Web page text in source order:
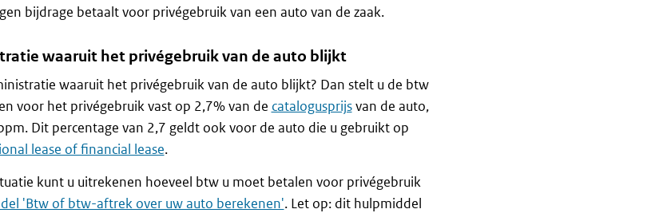
bijdrage betaalt voor privégebruik van een auto van de zaak.
waaruit het privégebruik van de auto blijkt
waaruit het privégebruik van de auto blijkt? Dan stelt u de btw
voor het privégebruik vast op 2,7% van de catalogusprijsvan de auto,
Dit percentage van 2,7 geldt ook voor de auto die u gebruikt op
lease of financial lease.
kunt u uitrekenen hoeveel btw u moet betalen voor privégebruik
'Btw of btw-aftrek over uw auto berekenen'. Let op: dit hulpmiddel